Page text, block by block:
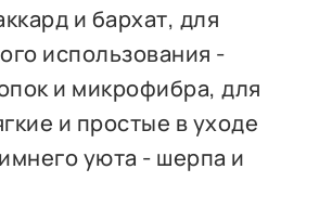
и бархат, для
использования -
и микрофибра, для
и простые в уходе
уюта - шерпа и